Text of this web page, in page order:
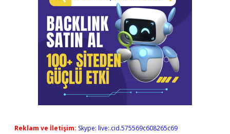
Reklam ve İletişim: Skype: live:.cid.575569c608265c69